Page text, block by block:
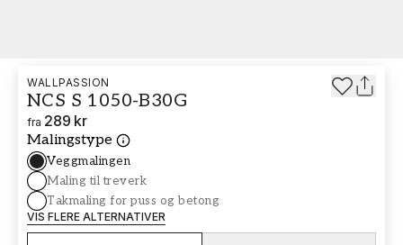
WALLPASSION
NCS S 1050-B30G
fra 289 kr
Malingstype
Veggmalingen
Maling til treverk
Takmaling for puss og betong
VIS FLERE ALTERNATIVER